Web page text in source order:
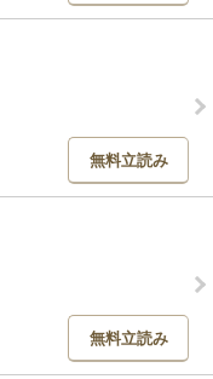
無料立読み
無料立読み